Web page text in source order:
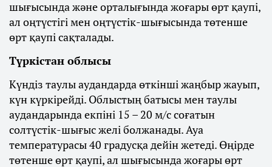
шығысында және орталығында жоғары өрт қаупі,
ал оңтүстігі мен оңтүстік-шығысында төтенше
өрт қаупі сақталады.
Түркістан облысы
Күндіз таулы аудандарда өткінші жаңбыр жауып,
күн күркірейді. Облыстың батысы мен таулы
аудандарында екпіні 15 – 20 м/с соғатын
солтүстік-шығыс желі болжанады. Ауа
температурасы 40 градусқа дейін жетеді. Өңірде
төтенше өрт қаупі, ал шығысында жоғары өрт